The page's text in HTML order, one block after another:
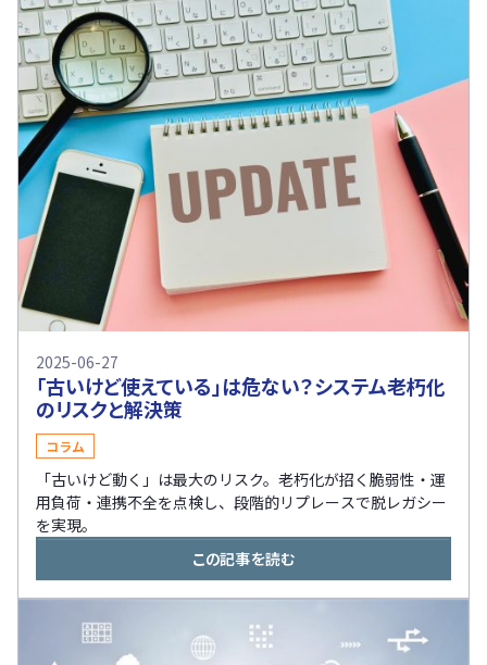
2025-06-27
「古いけど使えている」は危ない？システム老朽化
のリスクと解決策
コラム
「古いけど動く」は最大のリスク。老朽化が招く脆弱性・運
用負荷・連携不全を点検し、段階的リプレースで脱レガシー
を実現。
この記事を読む